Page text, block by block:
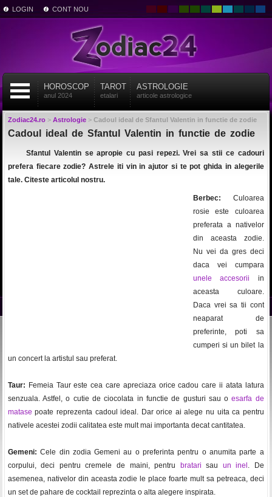
LOGIN CONT NOU
HOROSCOP
anul 2024
TAROT
etalari
ASTROLOGIE
articole astrologice
Zodiac24.ro> Astrologie> Cadoul ideal de Sfantul Valentin in functie de zodie
Cadoul ideal de Sfantul Valentin in functie de zodie
Sfantul Valentin se apropie cu pasi repezi. Vrei sa stii ce cadouri
prefera fiecare zodie? Astrele iti vin in ajutor si te pot ghida in alegerile
tale. Citeste articolul nostru.
Berbec: Culoarea
rosie este culoarea
preferata a nativelor
din aceasta zodie.
Nu vei da gres deci
daca vei cumpara
unele accesorii in
aceasta culoare.
Daca vrei sa tii cont
neaparat de
preferinte, poti sa
cumperi si un bilet la
un concert la artistul sau preferat.
Taur: Femeia Taur este cea care apreciaza orice cadou care ii atata latura
senzuala. Astfel, o cutie de ciocolata in functie de gusturi sau oesarfa de
matase poate reprezenta cadoul ideal. Dar orice ai alege nu uita ca pentru
nativele acestei zodii calitatea este mult mai importanta decat cantitatea.
Gemeni: Cele din zodia Gemeni au o preferinta pentru o anumita parte a
corpului, deci pentru cremele de maini, pentru
bratari sau un inel . De
asemenea, nativelor din aceasta zodie le place foarte mult sa petreaca, deci
un set de pahare de cocktail reprezinta o alta alegere inspirata.